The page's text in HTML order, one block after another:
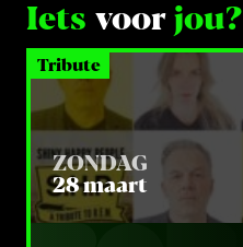
Iets voor jou?
Tribute
ZONDAG
28 maart